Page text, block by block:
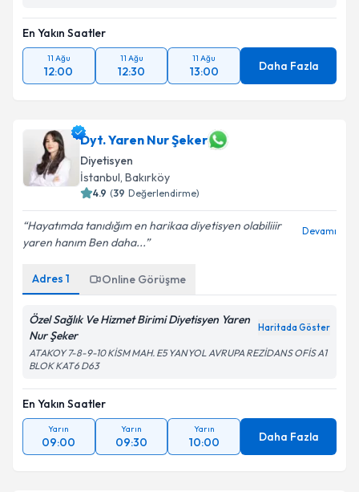
En Yakın Saatler
11 Ağu
12:00
11 Ağu
12:30
11 Ağu
13:00 Daha Fazla
Dyt. Yaren Nur Şeker
Diyetisyen
İstanbul, Bakırköy
4.9 (39 Değerlendirme)
Hayatımda tanıdığım en harikaa diyetisyen olabiliiir
yaren hanım Ben daha...
Devamı
Adres 1 Online Görüşme
Özel Sağlık Ve Hizmet Birimi Diyetisyen Yaren
Nur Şeker
Haritada Göster
ATAKOY 7-8-9-10 KİSM MAH. E5 YANYOL AVRUPA REZİDANS OFİS A1
BLOK KAT6 D63
En Yakın Saatler
Yarın
09:00
Yarın
09:30
Yarın
10:00 Daha Fazla